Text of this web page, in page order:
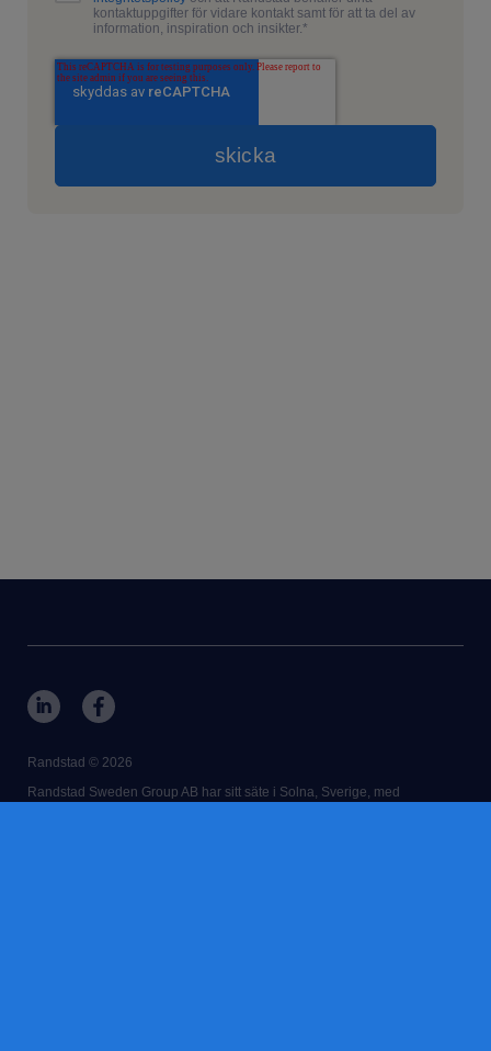
kontaktuppgifter för vidare kontakt samt för att ta del av
information, inspiration och insikter.*
Randstad © 2026
Randstad Sweden Group AB har sitt säte i Solna, Sverige, med